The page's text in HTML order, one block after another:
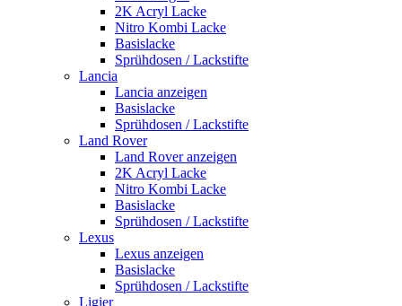
2K Acryl Lacke
Nitro Kombi Lacke
Basislacke
Sprühdosen / Lackstifte
Lancia
Lancia anzeigen
Basislacke
Sprühdosen / Lackstifte
Land Rover
Land Rover anzeigen
2K Acryl Lacke
Nitro Kombi Lacke
Basislacke
Sprühdosen / Lackstifte
Lexus
Lexus anzeigen
Basislacke
Sprühdosen / Lackstifte
Ligier